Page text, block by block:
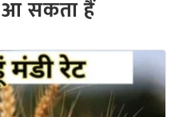
सकता हैं